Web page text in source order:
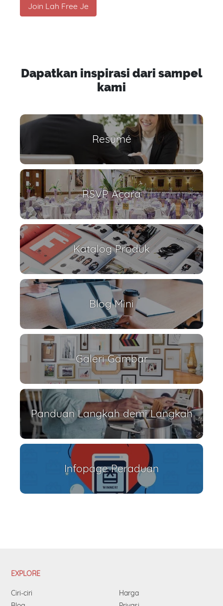
Join Lah Free Je
Dapatkan inspirasi dari sampel
kami
Resumé
RSVP Acara
Katalog Produk
Blog Mini
Galeri Gambar
Panduan Langkah demi Langkah
Infopage Peraduan
EXPLORE
Ciri-ciri
Harga